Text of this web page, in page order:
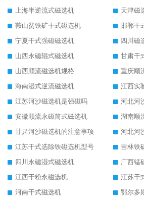
上海半逆流式磁选机
天津磁
鞍山贫铁矿干式磁选机
邯郸干
宁夏干式强磁磁选机
四川磁
山西永磁辊式磁选机
甘肃干
山西顺流磁选机规格
重庆顺
海南湿式逆流磁选机
江西实
江苏河沙磁选机是强磁吗
河北河
安徽顺流永磁筒式磁选机
甘肃河沙磁选机的注意事项
河北河
江苏干式选除铁磁选机型号
吉林铁
四川永磁湿式磁选机
广西锰
江西干粉永磁选机
江苏干
河南干式磁选机
鄂尔多